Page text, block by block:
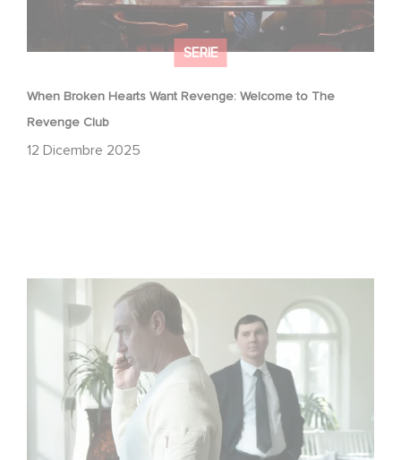
SERIE
When Broken Hearts Want Revenge: Welcome to The
Revenge Club
12 Dicembre 2025
Between power, secrets, and manipulation, discover
who is really pulling the strings.